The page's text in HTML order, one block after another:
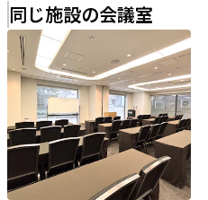
同じ施設の会議室